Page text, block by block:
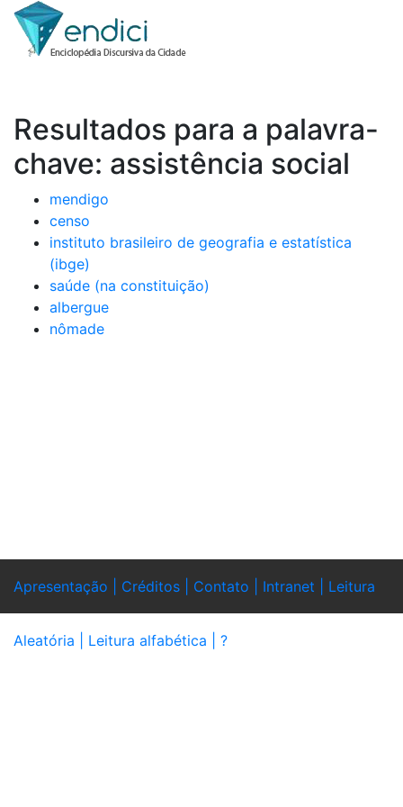
Resultados para a palavra-
chave: assistência social
mendigo
censo
instituto brasileiro de geografia e estatística
(ibge)
saúde (na constituição)
albergue
nômade
Apresentação | Créditos | Contato | Intranet | Leitura
Aleatória | Leitura alfabética | ?